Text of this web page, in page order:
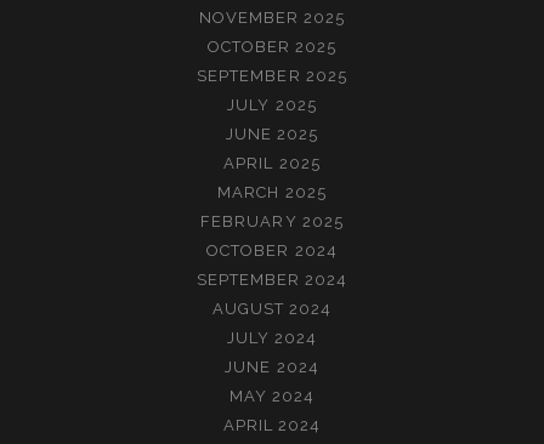
NOVEMBER 2025
OCTOBER 2025
SEPTEMBER 2025
JULY 2025
JUNE 2025
APRIL 2025
MARCH 2025
FEBRUARY 2025
OCTOBER 2024
SEPTEMBER 2024
AUGUST 2024
JULY 2024
JUNE 2024
MAY 2024
APRIL 2024